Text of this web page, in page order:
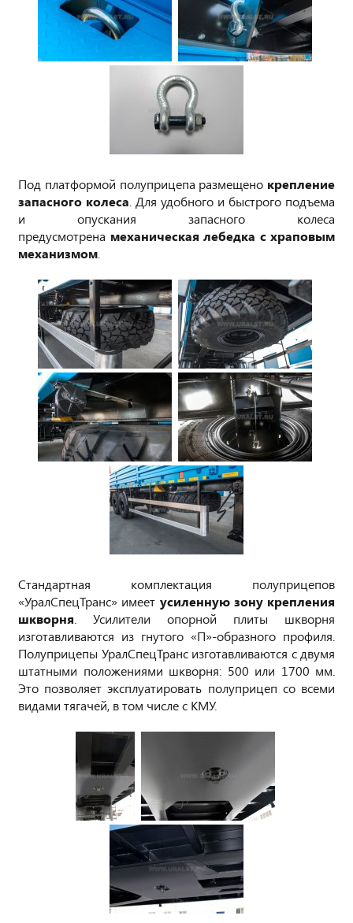
Под платформой полуприцепа размещено крепление
запасного колеса . Для удобного и быстрого подъема
и опускания запасного колеса
предусмотрена механическая лебедка с храповым
механизмом
Стандартная комплектация полуприцепов
«УралСпецТранс» имеет усиленную зону крепления
шкворня . Усилители опорной плиты шкворня
изготавливаются из гнутого «П»-образного профиля.
Полуприцепы УралСпецТранс изготавливаются с двумя
штатными положениями шкворня: 500 или 1700 мм.
Это позволяет эксплуатировать полуприцеп со всеми
видами тягачей, в том числе с КМУ.